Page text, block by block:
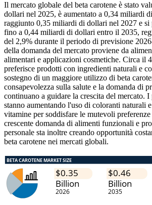
Il mercato globale del beta carotene è stato
dollari nel 2025, è aumentato a 0,34 miliardi
raggiunto 0,35 miliardi di dollari nel 2027 e si
fino a 0,44 miliardi di dollari entro il 2035,
del 2,9% durante il periodo di previsione
della domanda del mercato proviene da
alimentari e applicazioni cosmetiche. Circa il
preferisce prodotti con ingredienti naturali e
sostegno di un maggiore utilizzo di beta
consapevolezza sulla salute e la domanda di
continuano a guidare la crescita del mercato.
stanno aumentando l'uso di coloranti naturali
vitamine per soddisfare le mutevoli
crescente domanda di alimenti funzionali e
personale sta inoltre creando opportunità
beta carotene nei mercati globali.